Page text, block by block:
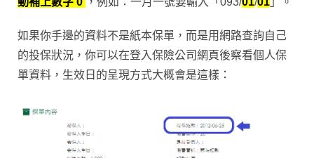
如果你手邊的資料不是紙本保單，而是用網路查詢自己
的投保狀況，你可以在登入保險公司網頁後察看個人保
單資料，生效日的呈現方式大概會是這樣：